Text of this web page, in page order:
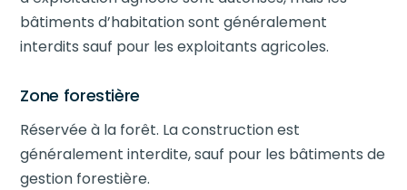
bâtiments d’habitation sont généralement
interdits sauf pour les exploitants agricoles.
Zone forestière
Réservée à la forêt. La construction est
généralement interdite, sauf pour les bâtiments de
gestion forestière.